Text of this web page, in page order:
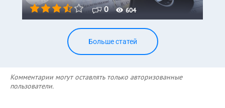
0 604
Больше статей
Комментарии могут оставлять только авторизованные
пользователи.